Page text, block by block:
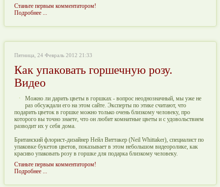
Станьте первым комментатором!
Подробнее ...
Пятница, 24 Февраль 2012 21:33
Как упаковать горшечную розу.
Видео
Можно ли дарить цветы в горшках - вопрос неоднозначный, мы уже не
раз обсуждали его на этом сайте. Эксперты по этике считают, что
подарить цветок в горшке можно только очень близкому человеку, про
которого вы точно знаете, что он любит комнатные цветы и с удовольствием
разводит их у себя дома.
Британский флорист-дизайнер Нейл Виттакер (Neil Whittaker), специалист по
упаковке букетов цветов, показывает в этом небольшом видеоролике, как
красиво упаковать розу в горшке для подарка близкому человеку.
Станьте первым комментатором!
Подробнее ...